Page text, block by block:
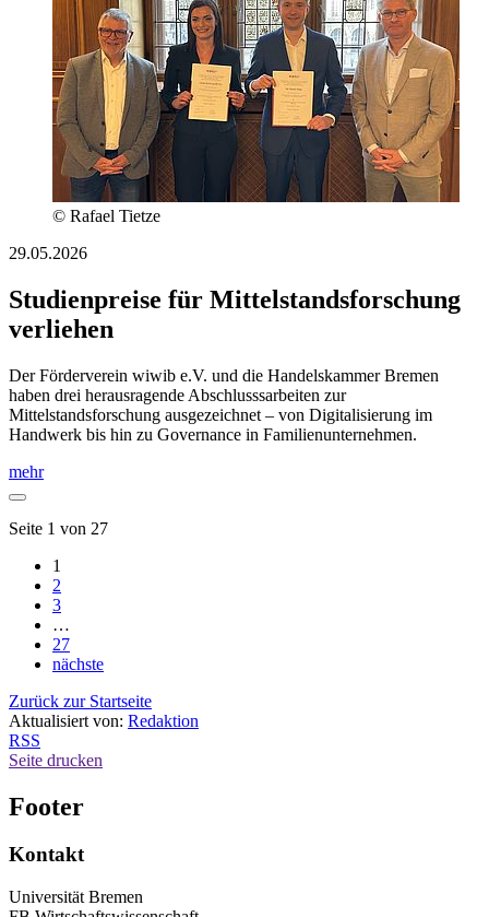
© Rafael Tietze
29.05.2026
Studienpreise für Mittelstandsforschung
verliehen
Der Förderverein wiwib e.V. und die Handelskammer Bremen
haben drei herausragende Abschlusssarbeiten zur
Mittelstandsforschung ausgezeichnet – von Digitalisierung im
Handwerk bis hin zu Governance in Familienunternehmen.
mehr
Seite 1 von 27
1
2
3
…
27
nächste
Zurück zur Startseite
Aktualisiert von: Redaktion
RSS
Seite drucken
Footer
Kontakt
Universität Bremen